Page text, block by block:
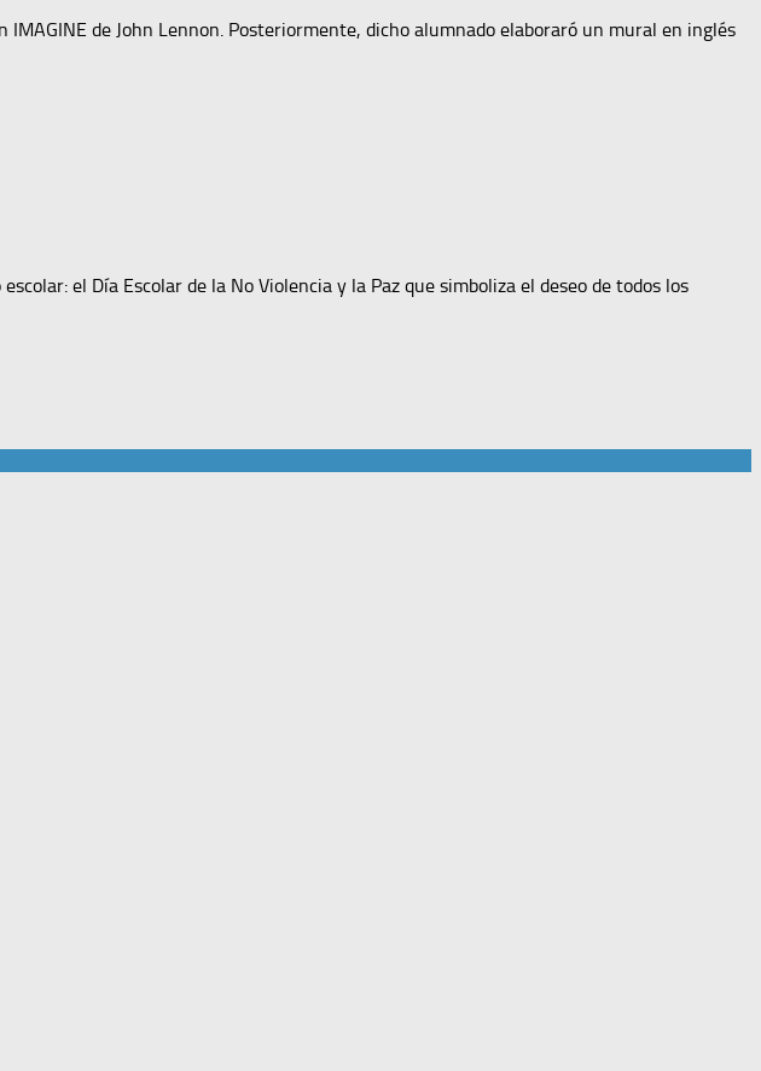
IMAGINE de John Lennon. Posteriormente, dicho alumnado elaboraró un mural en inglés
el Día Escolar de la No Violencia y la Paz que simboliza el deseo de todos los